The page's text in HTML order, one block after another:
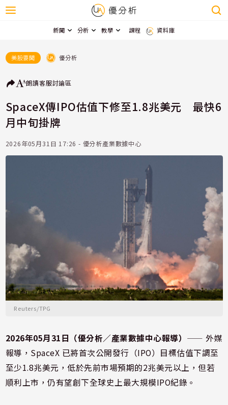
新聞 分析 教學 課程 資料庫
美股要聞 優分析
朗讀客服討論區
SpaceX傳IPO估值下修至1.8兆美元 最快6
月中旬掛牌
2026年05月31日 17:26 - 優分析產業數據中心
Reuters/TPG
2026年05月31日（優分析／產業數據中心報導） ⸺ 外媒
報導， SpaceX 已將首次公開發行（IPO）目標估值下調至
至少1.8兆美元，低於先前市場預期的2兆美元以上，但若
順利上市，仍有望創下全球史上最大規模IPO紀錄。